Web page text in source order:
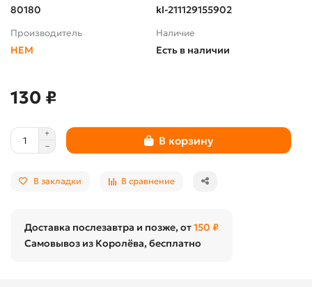
80180 kl-211129155902
Производитель
HEM
Наличие
Есть в наличии
130 ₽
В корзину
В закладки В сравнение
Доставка послезавтра и позже, от150 ₽
Самовывоз из Королёва, бесплатно